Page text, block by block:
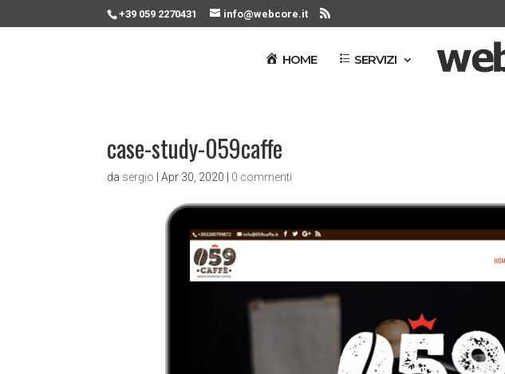
+39 059 2270431 info@webcore.it
HOME SERVIZI
case-study-059caffe
da sergio |Apr 30, 2020 0 commenti